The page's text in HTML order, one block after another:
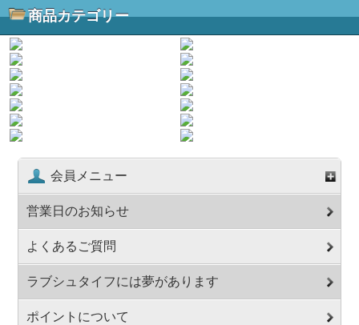
商品カテゴリー
会員メニュー
営業日のお知らせ
よくあるご質問
ラブシュタイフには夢があります
ポイントについて